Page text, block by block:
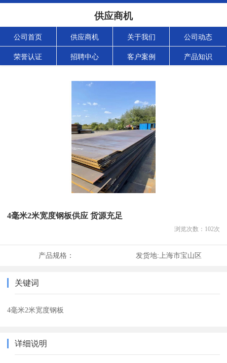
供应商机
公司首页 供应商机 关于我们 公司动态
荣誉认证 招聘中心 客户案例 产品知识
4毫米2米宽度钢板供应 货源充足
浏览次数： 102次
产品规格： 发货地: 上海市宝山区
关键词
4毫米2米宽度钢板
详细说明